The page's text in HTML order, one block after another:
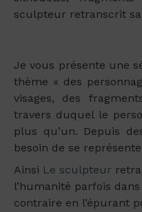
sculpteur retranscrit sa
Je vous présente une
thème « des
visages, des
travers duquel le
plus qu’un. Depuis
besoin de se
Ainsi Le sculpteur
l’humanité parfois dans
contraire en l’épurant